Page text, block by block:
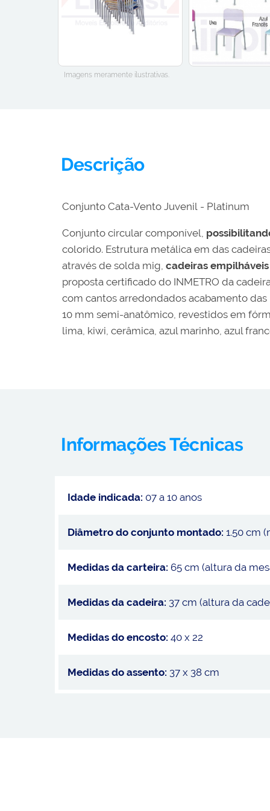
Imagens meramente ilustrativas.
Descrição
Conjunto Cata-Vento Juvenil - Platinum
Conjunto circular componível,
colorido. Estrutura metálica em das
através de solda mig, cadeiras empilháveis
proposta certificado do INMETRO da
com cantos arredondados acabamento
10 mm semi-anatômico, revestidos em
lima, kiwi, cerâmica, azul marinho, azul
Informações Técnicas
Idade indicada: 07 a 10 anos
Diâmetro do conjunto montado:1.50 cm
Medidas da carteira: 65 cm (altura da
Medidas da cadeira: 37 cm (altura da
Medidas do encosto:40 x 22
Medidas do assento: 37 x 38 cm